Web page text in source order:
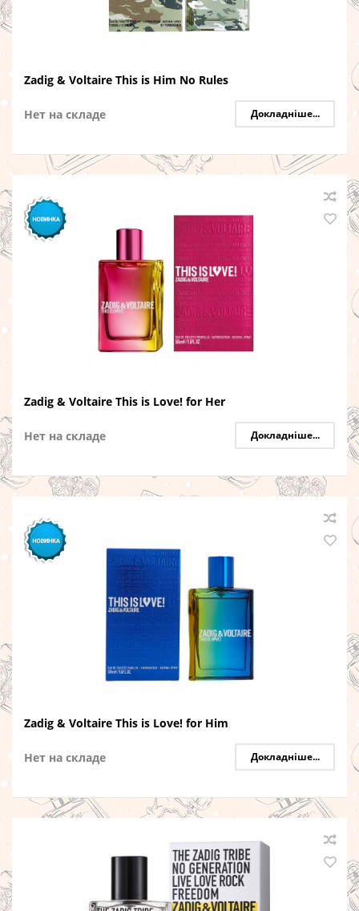
Zadig & Voltaire This is Him No Rules
Нет на складе Докладніше...
Zadig & Voltaire This is Love! for Her
Нет на складе Докладніше...
Zadig & Voltaire This is Love! for Him
Нет на складе Докладніше...